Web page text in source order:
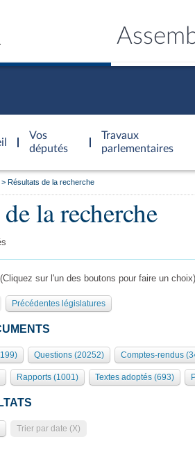
Vos
députés
Travaux
parlementaires
organes
l'Assemblée
des Présidents Bureau Collège des
clés
palais Bourbon
Résultats de la recherche
la recherche
(Cliquez sur l'un des boutons pour faire un choix)
Précédentes législatures
Questions (20252) Comptes-rendus
Rapports (1001) Textes adoptés (693)
Trier par date (X)